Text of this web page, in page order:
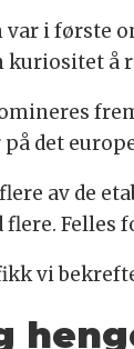
var i første
kuriositet å
det
av de
flere. Felles
vi